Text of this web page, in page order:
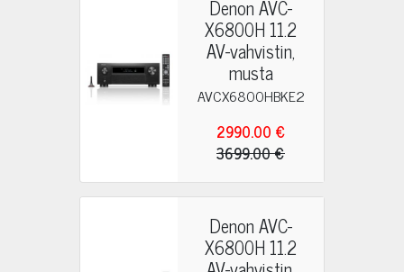
Denon AVC-
X6800H 11.2
AV-vahvistin,
musta
AVCX6800HBKE2
2990.00 €
3699.00 €
Denon AVC-
X6800H 11.2